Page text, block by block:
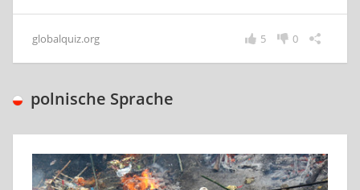
globalquiz.org 0
5
polnische Sprache